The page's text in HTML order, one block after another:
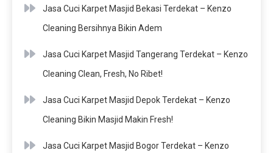
Jasa Cuci Karpet Masjid Bekasi Terdekat – Kenzo
Cleaning Bersihnya Bikin Adem
Jasa Cuci Karpet Masjid Tangerang Terdekat – Kenzo
Cleaning Clean, Fresh, No Ribet!
Jasa Cuci Karpet Masjid Depok Terdekat – Kenzo
Cleaning Bikin Masjid Makin Fresh!
Jasa Cuci Karpet Masjid Bogor Terdekat – Kenzo